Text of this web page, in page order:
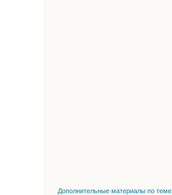
Дополнительные материалы по теме